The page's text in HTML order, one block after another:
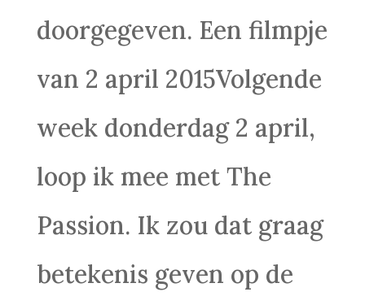
doorgegeven. Een filmpje
van 2 april 2015Volgende
week donderdag 2 april,
loop ik mee met The
Passion. Ik zou dat graag
betekenis geven op de